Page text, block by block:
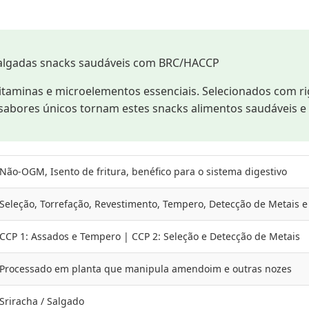
snacks saudáveis com BRC/HACCP
e microelementos essenciais. Selecionados
únicos tornam estes snacks alimentos saudáveis
Não-OGM, Isento de fritura, benéfico para o sistema digestivo
Seleção, Torrefação, Revestimento, Tempero, Detecção de Metais
CCP 1: Assados e Tempero | CCP 2: Seleção e Detecção de Metais
Processado em planta que manipula amendoim e outras nozes
Sriracha / Salgado